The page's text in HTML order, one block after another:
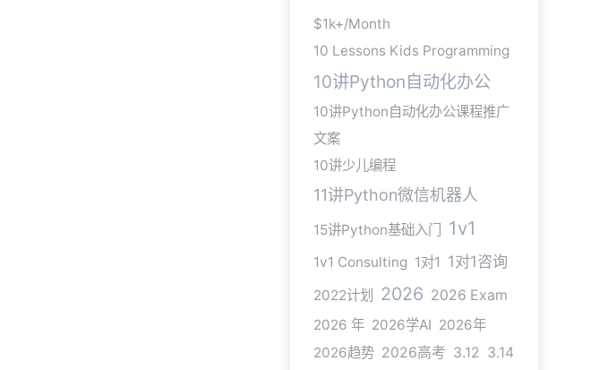
$1k+/Month
10 Lessons Kids Programming
10讲Python自动化办公
10讲Python自动化办公课程推广
文案
10讲少儿编程
11讲Python微信机器人
15讲Python基础入门 1v1
1v1 Consulting 1对1 1对1咨询
2022计划 2026 2026 Exam
2026 年 2026学AI 2026年
2026趋势 2026高考 3.12 3.14